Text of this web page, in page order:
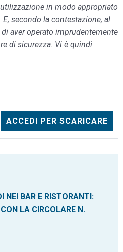
in modo appropriato
secondo la contestazione, al
aver operato imprudentemente
di sicurezza. Vi è quindi
ACCEDI PER SCARICARE
NEI BAR E RISTORANTI:
LA CIRCOLARE N.